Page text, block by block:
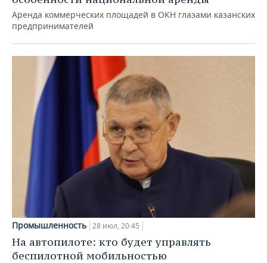
Аренда коммерческих площадей в ОКН глазами казанских
предпринимателей
Промышленность 28 июл, 20:45
На автопилоте: кто будет управлять
беспилотной мобильностью